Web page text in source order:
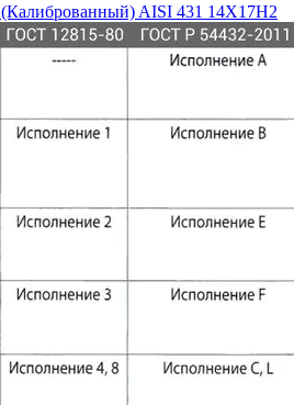
AISI 431 14Х17Н2